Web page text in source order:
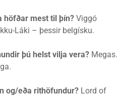
höfðar mest til þín? Viggó
Láki – þessir belgísku.
þú helst vilja vera? Megas.
og/eða rithöfundur? Lord of